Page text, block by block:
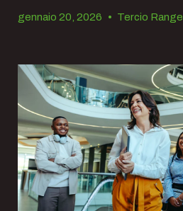
gennaio 20, 2026 • Tercio Rangel